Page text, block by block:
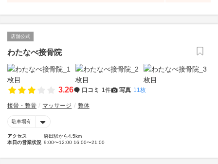
店舗公式
わたなべ接骨院
3.26 口コミ 1件 写真 11枚
接骨・整骨 マッサージ 整体
駐車場有
アクセス
磐田駅から4.5km
本日の営業状況 9:00〜12:00 16:00〜21:00